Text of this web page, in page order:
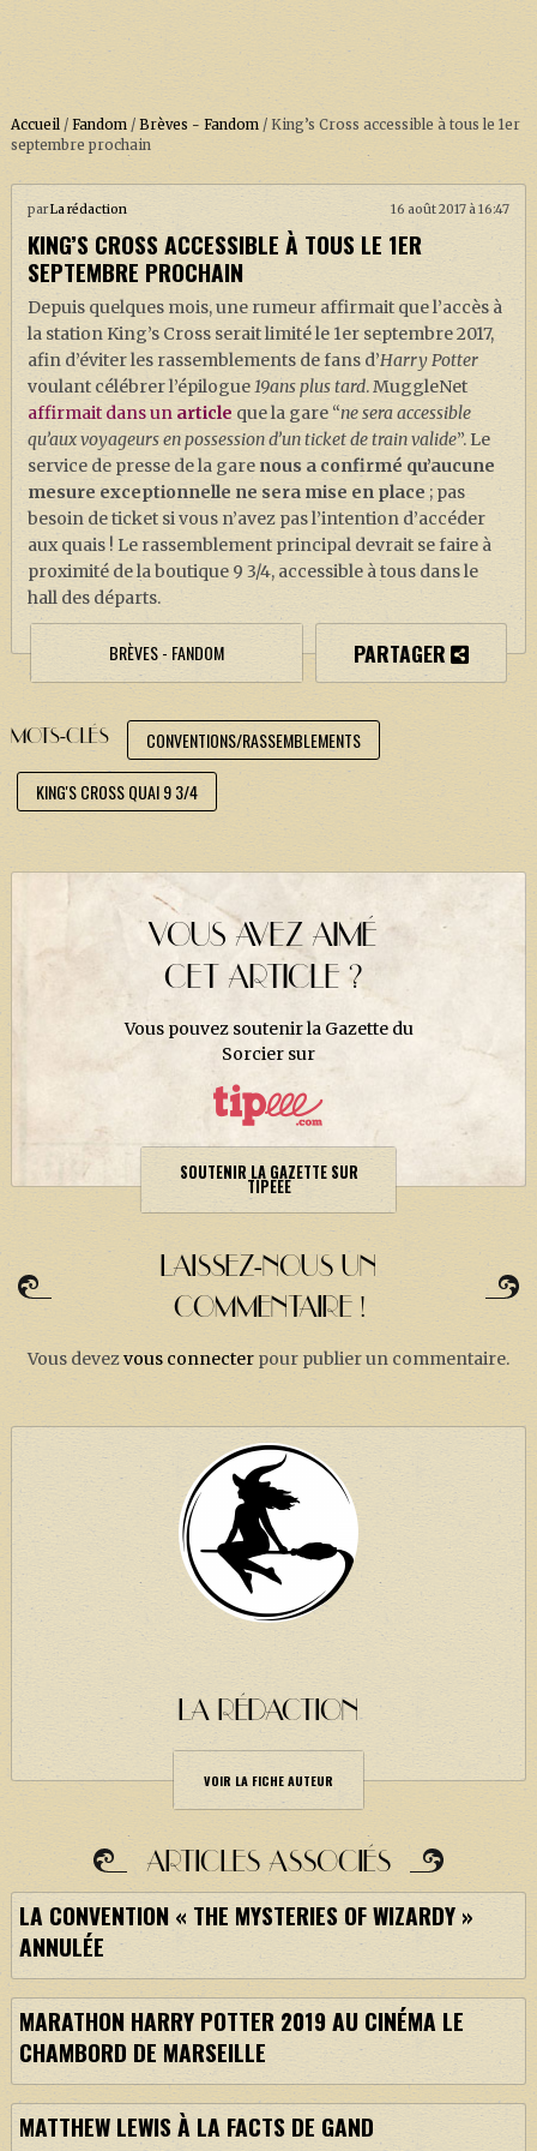
ACCUEIL
À PROPOS
SOUTENEZ-NOUS !
LA SÉRIE HARRY POTTER (REBOOT)
HARRY POTTER : LIVRES
BIOPICS DE HARRY POTTER
LES ANIMAUX FANTASTIQUES
J. K. ROWLING
ARTISANAT MOLDU
FANDOM
LES GRANDS ARTICLES DE LA GAZETTE
DOSSIERS
Accueil/ Fandom/ Brèves - Fandom/ King’s Cross accessible à tous le 1er
septembre prochain
parLa rédaction 16 août 2017 à 16:47
KING’S CROSS ACCESSIBLE À TOUS LE 1ER
SEPTEMBRE PROCHAIN
Depuis quelques mois, une rumeur affirmait que l’accès à
la station King’s Cross serait limité le 1er septembre 2017,
afin d’éviter les rassemblements de fans d’Harry Potter
voulant célébrer l’épilogue19ans plus tard. MuggleNet
affirmait dans un article que la gare “ne sera accessible
qu’aux voyageurs en possession d’un ticket de train valide”. Le
service de presse de la gare nous a confirmé qu’aucune
mesure exceptionnelle ne sera mise en place ; pas
besoin de ticket si vous n’avez pas l’intention d’accéder
aux quais ! Le rassemblement principal devrait se faire à
proximité de la boutique 9 3/4, accessible à tous dans le
hall des départs.
BRÈVES - FANDOM PARTAGER
MOTS-CLÉS CONVENTIONS/RASSEMBLEMENTS
KING'S CROSS QUAI 9 3/4
VOUS AVEZ AIMÉ
CET ARTICLE ?
Vous pouvez soutenir la Gazette du
Sorcier sur
SOUTENIR LA GAZETTE SUR
TIPEEE
LAISSEZ-NOUS UN
COMMENTAIRE !
Vous devezvous connecter pour publier un commentaire.
LA RÉDACTION
VOIR LA FICHE AUTEUR
ARTICLES ASSOCIÉS
LA CONVENTION « THE MYSTERIES OF WIZARDY »
ANNULÉE
MARATHON HARRY POTTER 2019 AU CINÉMA LE
CHAMBORD DE MARSEILLE
MATTHEW LEWIS À LA FACTS DE GAND